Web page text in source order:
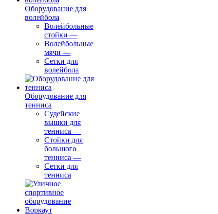
Оборудование для
волейбола
Волейбольные
стойки —
Волейбольные
мячи —
Сетки для
волейбола
Оборудование для
тенниса
Судейские
вышки для
тенниса —
Стойки для
большого
тенниса —
Сетки для
тенниса